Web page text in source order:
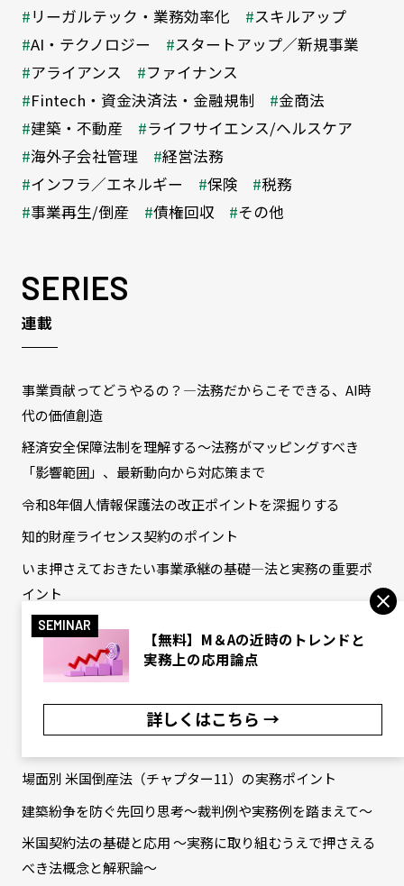
リーガルテック・業務効率化
スキルアップ
AI・テクノロジー
スタートアップ／新規事業
アライアンス
ファイナンス
Fintech・資金決済法・金融規制
金商法
建築・不動産
ライフサイエンス/ヘルスケア
海外子会社管理
経営法務
インフラ／エネルギー
保険
税務
事業再生/倒産
債権回収 その他
SERIES
連載
事業貢献ってどうやるの？―法務だからこそできる、AI時
代の価値創造
経済安全保障法制を理解する～法務がマッピングすべき
「影響範囲」、最新動向から対応策まで
令和8年個人情報保護法の改正ポイントを深掘りする
知的財産ライセンス契約のポイント
いま押さえておきたい事業承継の基礎―法と実務の重要ポ
イント
契約質問BOX
法務キャリア形成から紐解く「新時代の法務パーソン進化
論」
サステナビリティ／ESG／CSR法務と内部統制の最前線
場面別 米国倒産法（チャプター11）の実務ポイント
建築紛争を防ぐ先回り思考～裁判例や実務例を踏まえて～
米国契約法の基礎と応用 ～実務に取り組むうえで押さえる
べき法概念と解釈論～
SEMINAR
【無料】M＆Aの近時のトレンドと
実務上の応用論点
詳しくはこちら →